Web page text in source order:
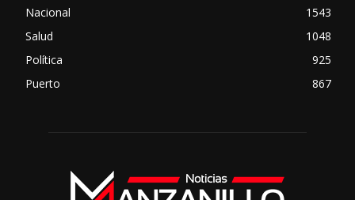
Nacional
1543
Salud
1048
Política
925
Puerto
867